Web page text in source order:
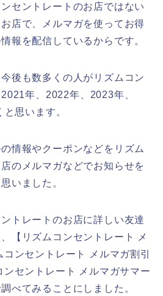
セントレートのお店ではない
店で、メルマガを使ってお得
報を配信しているからです。
後も数多くの人がリズムコン
年、2022年、2023年、
思います。
情報やクーポンなどをリズム
のメルマガなどでお知らせを
いました。
トレートのお店に詳しい友達
【リズムコンセントレート メ
ンセントレート メルマガ割引
ンセントレート メルマガサマー
べてみることにしました。